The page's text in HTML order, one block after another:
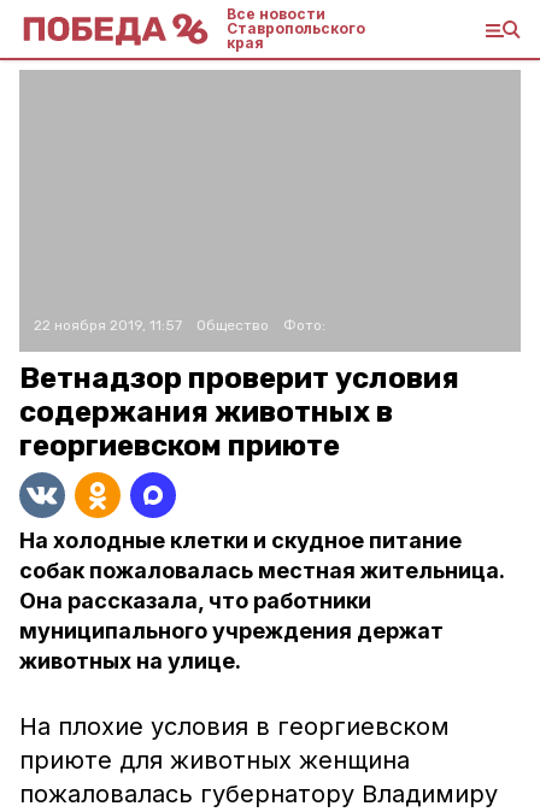
Все новости
Ставропольского
края
22 ноября 2019, 11:57 Общество Фото:
Ветнадзор проверит условия
содержания животных в
георгиевском приюте
На холодные клетки и скудное питание
собак пожаловалась местная жительница.
Она рассказала, что работники
муниципального учреждения держат
животных на улице.
На плохие условия в георгиевском
приюте для животных женщина
пожаловалась губернатору Владимиру